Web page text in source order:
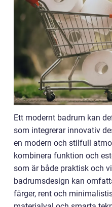
Ett modernt badrum kan
som integrerar innovativ
en modern och stilfull
kombinera funktion och
som är både praktisk och
badrumsdesign kan
färger, rent och